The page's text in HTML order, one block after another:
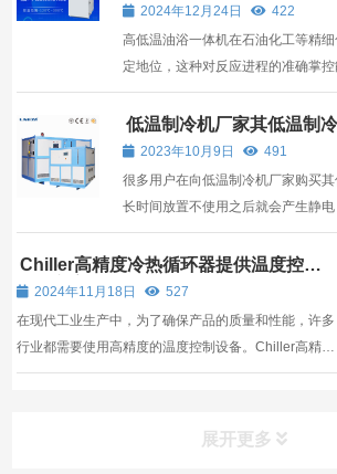
2024年12月24日
422
高低温油浴一体机在石油化工等精
定地位，这种对反应进程的准确掌
率、优化产品质量提供了强有力的
低温制冷机厂家其低温制
2023年10月9日
491
很多用户在向低温制冷机厂家购买其
长时间放置不使用之后就会产生静
很了解以及面对此类状况，为此，
决方案，帮助大家解决。
Chiller高精度冷热循环器提供温度控制
解决方案
2024年11月18日
527
在现代工业生产中，为了确保产品的质量和性能，许多
行业都需要使用高精度的温度控制设备。Chiller高精度
冷热循环器，正是这样一种稳定的温度控制解决方案。
展开更多